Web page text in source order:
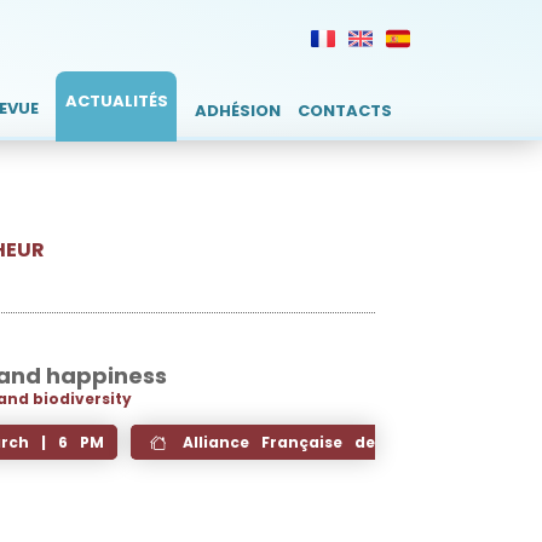
ACTUALITÉS ADHÉSION CONTACTS
happiness
biodiversity
| 6 PM Alliance Française de